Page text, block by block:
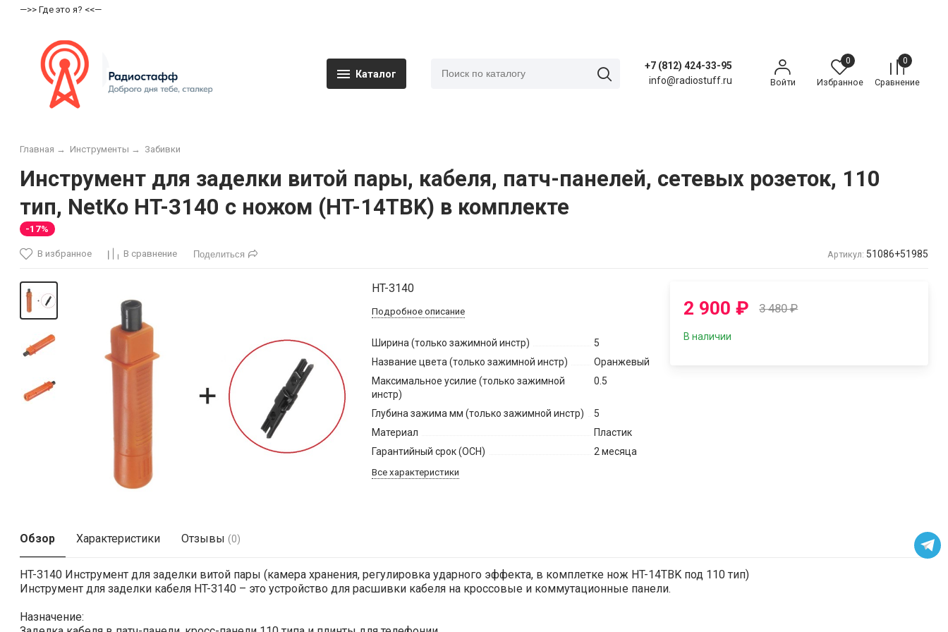
—>> Где это я? <<—
Каталог
+7 (812) 424-33-95
info@radiostuff.ru
Войти
0
Избранное
0
Сравнение
Главная → Инструменты → Забивки
Инструмент для заделки витой пары, кабеля, патч-панелей, сетевых розеток, 110
тип, NetKo HT-3140 с ножом (HT-14TВK) в комплекте
-17%
В избранное В сравнение Поделиться Артикул: 51086+51985
HT-3140
Подробное описание
Ширина (только зажимной инстр)
5
Название цвета (только зажимной инстр)
Оранжевый
Максимальное усилие (только зажимной
инстр)
0.5
Глубина зажима мм (только зажимной инстр)
5
Материал
Пластик
Гарантийный срок (ОСН)
2 месяца
Все характеристики
2 900₽ 3 480₽
В наличии
Обзор Характеристики Отзывы (0)
HT-3140 Инструмент для заделки витой пары (камера хранения, регулировка ударного эффекта, в комплетке нож HT-14TВK под 110 тип)
Инструмент для заделки кабеля HT-3140 – это устройство для расшивки кабеля на кроссовые и коммутационные панели.
Назначение: